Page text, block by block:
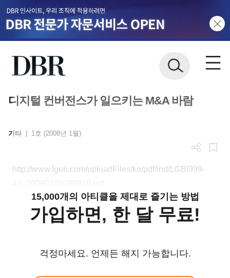
디지털 컨버전스가 일으키는 M&A 바람
기타 1호 (2008년 1월)
http://www.lgeri.com/uploadFiles/ko/pdf/ind/LGBI999-
15,000개의 아티클을 제대로 즐기는 방법
가입하면, 한 달 무료!
걱정마세요. 언제든 해지 가능합니다.